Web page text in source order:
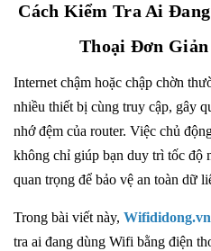
Cách Kiểm Tra Ai
Thoại Đơn
Internet chậm hoặc chập chờn
nhiều thiết bị cùng truy cập, gây
nhớ đệm của router. Việc chủ
không chỉ giúp bạn duy trì tốc độ
quan trọng để bảo vệ an toàn dữ
Trong bài viết này, Wifididong.vn
tra ai đang dùng Wifi bằng điện